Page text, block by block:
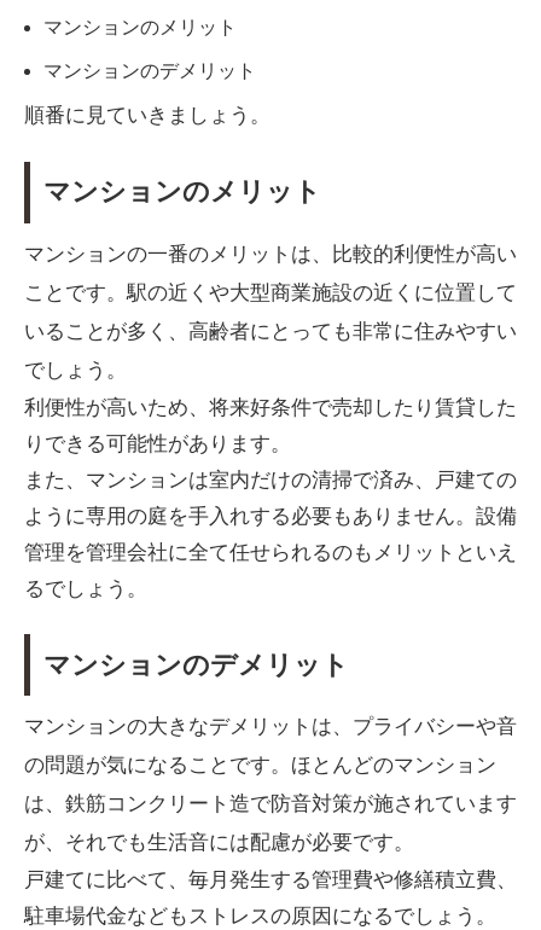
マンションのメリット
マンションのデメリット
順番に見ていきましょう。
マンションのメリット
マンションの一番のメリットは、比較的利便性が高い
ことです。駅の近くや大型商業施設の近くに位置して
いることが多く、高齢者にとっても非常に住みやすい
でしょう。
利便性が高いため、将来好条件で売却したり賃貸した
りできる可能性があります。
また、マンションは室内だけの清掃で済み、戸建ての
ように専用の庭を手入れする必要もありません。設備
管理を管理会社に全て任せられるのもメリットといえ
るでしょう。
マンションのデメリット
マンションの大きなデメリットは、プライバシーや音
の問題が気になることです。ほとんどのマンション
は、鉄筋コンクリート造で防音対策が施されています
が、それでも生活音には配慮が必要です。
戸建てに比べて、毎月発生する管理費や修繕積立費、
駐車場代金などもストレスの原因になるでしょう。